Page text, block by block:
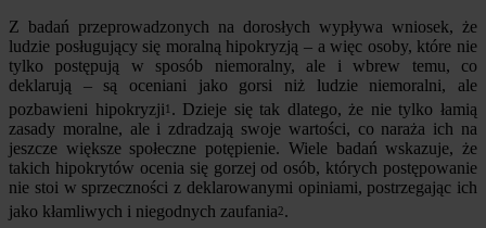
Z badań przeprowadzonych na dorosłych wypływa wniosek, że
ludzie posługujący się moralną hipokryzją – a więc osoby, które nie
tylko postępują w sposób niemoralny, ale i wbrew temu, co
deklarują – są oceniani jako gorsi niż ludzie niemoralni, ale
pozbawieni hipokryzji1 . Dzieje się tak dlatego, że nie tylko łamią
zasady moralne, ale i zdradzają swoje wartości, co naraża ich na
jeszcze większe społeczne potępienie. Wiele badań wskazuje, że
takich hipokrytów ocenia się gorzej od osób, których postępowanie
nie stoi w sprzeczności z deklarowanymi opiniami, postrzegając ich
jako kłamliwych i niegodnych zaufania2.